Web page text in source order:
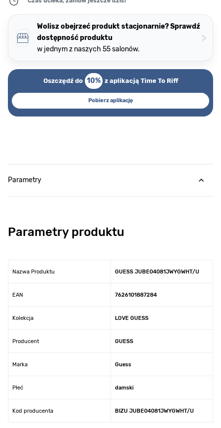
Wolisz obejrzeć produkt stacjonarnie? Sprawdź
dostępność produktu
w jednym z naszych 55 salonów.
>
Oszczędź do 10% z aplikacją Time To Riff
Pobierz aplikację
Parametry
Parametry produktu
Nazwa Produktu GUESS JUBE04081JWYGWHT/U
EAN 7626101887284
Kolekcja LOVE GUESS
Producent GUESS
Marka Guess
Płeć damski
Kod producenta BIZU JUBE04081JWYGWHT/U